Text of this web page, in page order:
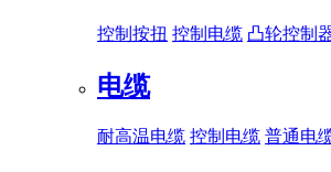
控制按扭 控制电缆 凸轮控制
电缆
耐高温电缆 控制电缆 普通电